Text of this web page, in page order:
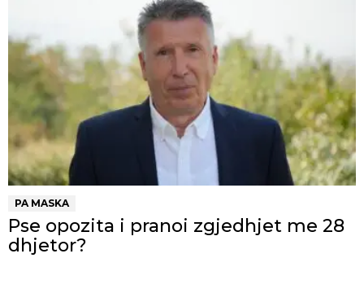
PA MASKA
Pse opozita i pranoi zgjedhjet me 28
dhjetor?